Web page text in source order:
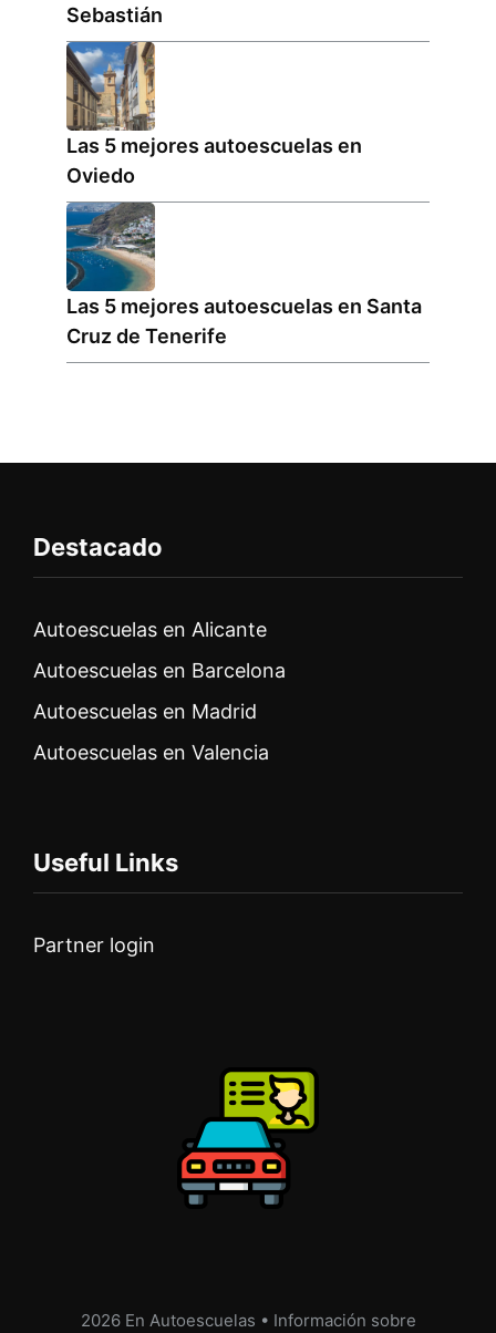
Sebastián
Las 5 mejores autoescuelas en
Oviedo
Las 5 mejores autoescuelas en Santa
Cruz de Tenerife
Destacado
Autoescuelas en Alicante
Autoescuelas en Barcelona
Autoescuelas en Madrid
Autoescuelas en Valencia
Useful Links
Partner login
2026 En Autoescuelas • Información sobre